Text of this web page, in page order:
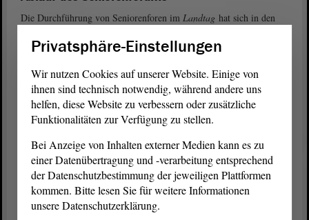
Die Durchführung von Seniorenforen im Landtag hat sich in den
entwickelt. Sie ermöglicht Vertretern der älteren Generation ihre
diskutieren. Nach verschiedenen Impulsreferaten am Vormittag
diskutieren Seniorenvertreter hinter verschlossenen Türen in drei
Arbeitsgruppen über Themen wie Gesundheitsförderung,
ehrenamtliche Tätigkeit und politische Teilhabe. Am Nachmittag
erarbeitete Beschlussvorlage ab. Jede/r Interessierte ist herzlich
eingeladen das 8. Seniorenforum von der Besuchertribüne des
Plenarsaals zu verfolgen.
Beschlussvorlage Arbeitsgruppe 1 (PDF; 21.49 KB)
Privatsphäre-Einstellungen
Wir nutzen Cookies auf unserer Website. Einige von
ihnen sind technisch notwendig, während andere uns
helfen, diese Website zu verbessern oder zusätzliche
Funktionalitäten zur Verfügung zu stellen.
Bei Anzeige von Inhalten externer Medien kann es zu
einer Datenübertragung und -verarbeitung entsprechend
der Datenschutzbestimmung der jeweiligen Plattformen
kommen. Bitte lesen Sie für weitere Informationen
unsere Datenschutzerklärung.